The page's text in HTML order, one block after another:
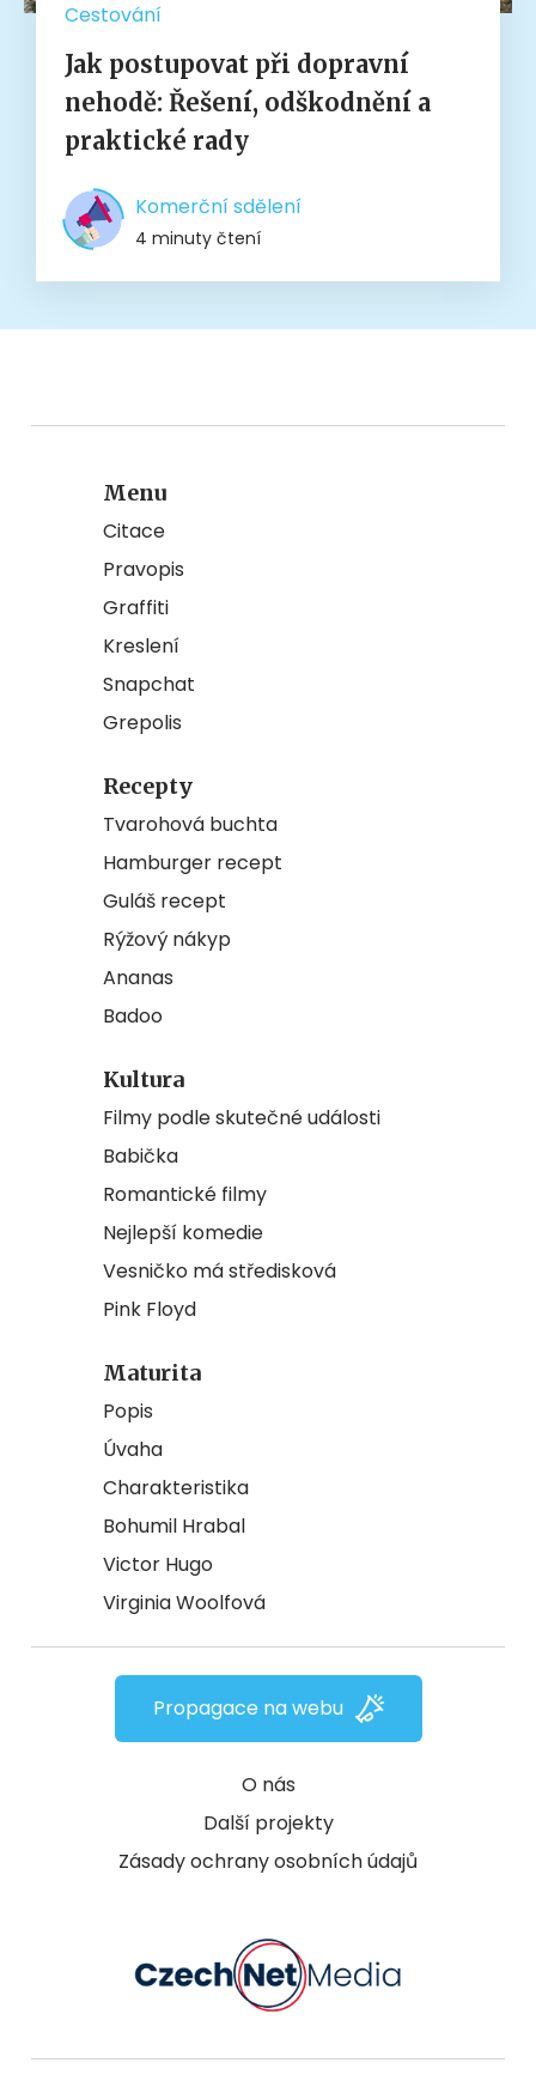
Cestování
Jak postupovat při dopravní
nehodě: Řešení, odškodnění a
praktické rady
Komerční sdělení
4 minuty čtení
Menu
Citace
Pravopis
Graffiti
Kreslení
Snapchat
Grepolis
Recepty
Tvarohová buchta
Hamburger recept
Guláš recept
Rýžový nákyp
Ananas
Badoo
Kultura
Filmy podle skutečné události
Babička
Romantické filmy
Nejlepší komedie
Vesničko má středisková
Pink Floyd
Maturita
Popis
Úvaha
Charakteristika
Bohumil Hrabal
Victor Hugo
Virginia Woolfová
O nás
Další projekty
Zásady ochrany osobních údajů
Propagace na webu